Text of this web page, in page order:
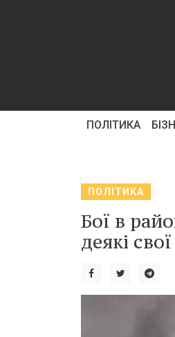
ПОЛІТИКА
ПОЛІТИКА
Бої в
деякі